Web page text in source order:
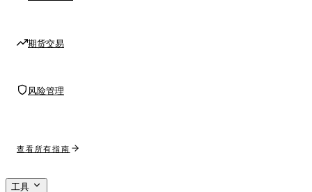
期货交易
风险管理
查看所有指南
工具